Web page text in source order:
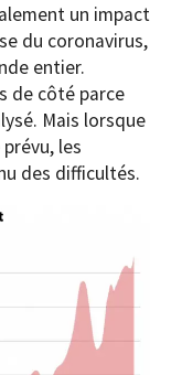
un impact
du coronavirus,
entier.
de côté parce
Mais lorsque
les
des difficultés.